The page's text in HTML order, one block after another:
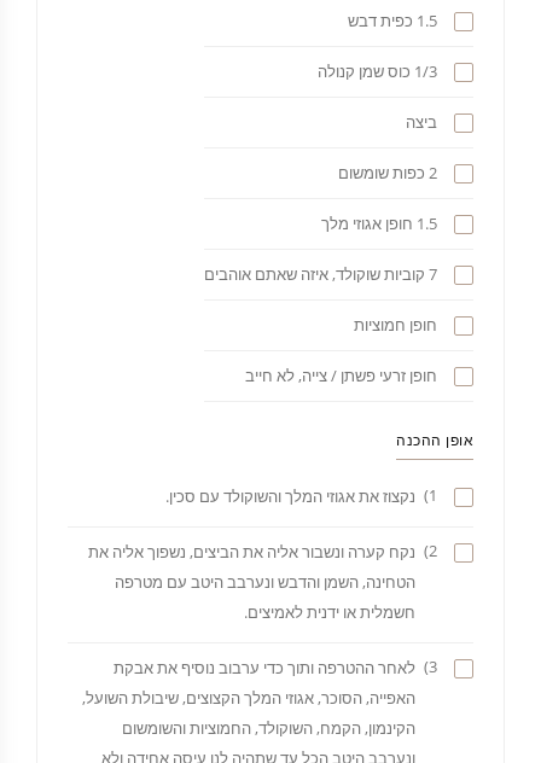
1.5 כפית דבש
1/3 כוס שמן קנולה
ביצה
2 כפות שומשום
1.5 חופן אגוזי מלך
7 קוביות שוקולד, איזה שאתם אוהבים
חופן חמוציות
חופן זרעי פשתן / צייה, לא חייב
אופן ההכנה
1) נקצוז את אגוזי המלך והשוקולד עם סכין.
2)
נקח קערה ונשבור אליה את הביצים, נשפוך אליה את
הטחינה, השמן והדבש ונערבב היטב עם מטרפה
חשמלית או ידנית לאמיצים.
3)
לאחר ההטרפה ותוך כדי ערבוב נוסיף את אבקת
האפייה, הסוכר, אגוזי המלך הקצוצים, שיבולת השועל,
הקינמון, הקמח, השוקולד, החמוציות והשומשום
ונערבב היטב הכל עד שתהיה לנו עיסה אחידה ולא